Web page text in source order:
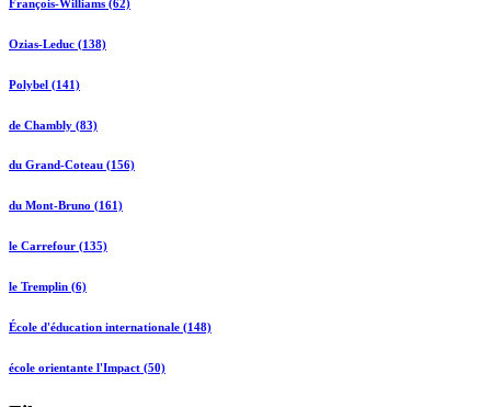
François-Williams (62)
Ozias-Leduc (138)
Polybel (141)
de Chambly (83)
du Grand-Coteau (156)
du Mont-Bruno (161)
le Carrefour (135)
le Tremplin (6)
École d'éducation internationale (148)
école orientante l'Impact (50)